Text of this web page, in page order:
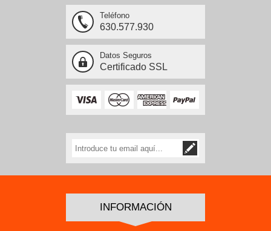
Teléfono
630.577.930
Datos Seguros
Certificado SSL
INFORMACIÓN